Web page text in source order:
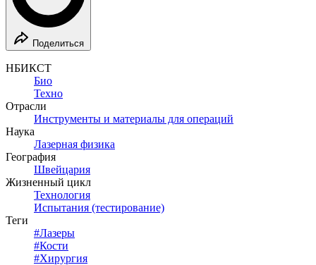
Поделиться
НБИКСТ
Био
Техно
Отрасли
Инструменты и материалы для операций
Наука
Лазерная физика
География
Швейцария
Жизненный цикл
Технология
Испытания (тестирование)
Теги
#Лазеры
#Кости
#Хирургия